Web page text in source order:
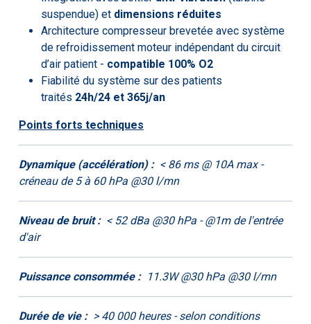
suspendue) et dimensions réduites
Architecture compresseur brevetée avec système
de refroidissement moteur indépendant du circuit
d’air patient - compatible 100% O2
Fiabilité du système sur des patients
traités 24h/24 et 365j/an
Points forts techniques
Dynamique (accélération) : < 86 ms @ 10A max -
créneau de 5 à 60 hPa @30 l/mn
Niveau de bruit : < 52 dBa @30 hPa - @1m de l'entrée
d'air
Puissance consommée :11.3W @30 hPa @30 l/mn
Durée de vie :> 40 000 heures - selon conditions